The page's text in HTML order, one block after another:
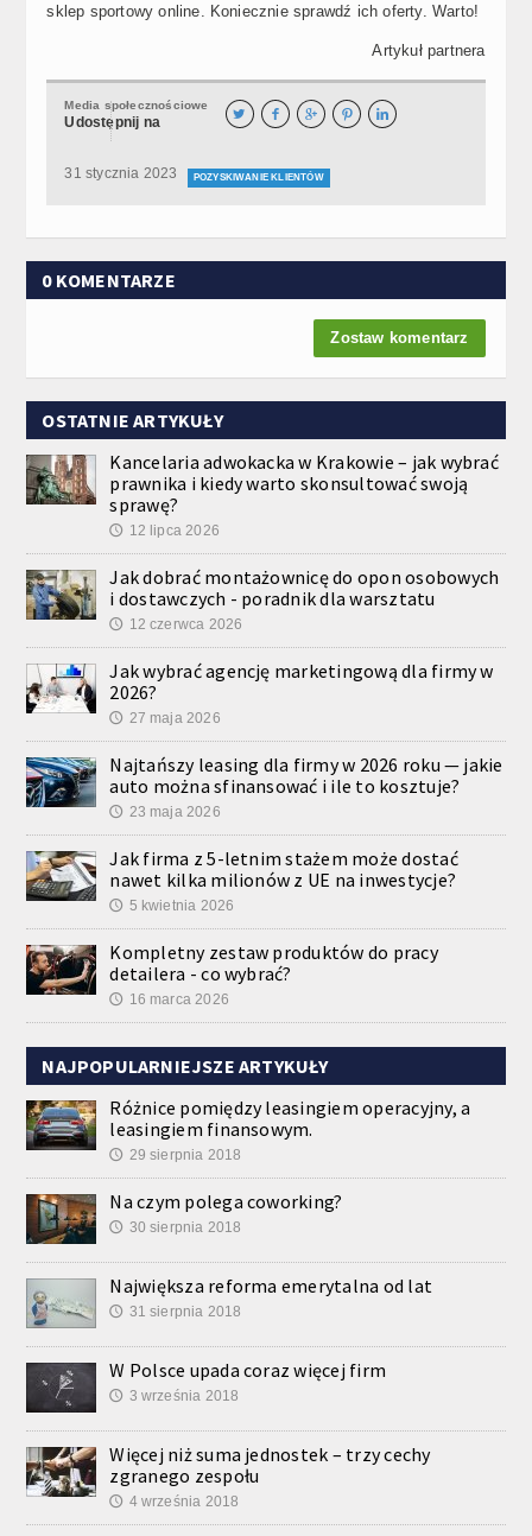
sklep sportowy online. Koniecznie sprawdź ich oferty. Warto!
Artykuł partnera
Media społecznościowe
Udostępnij na     
31 stycznia 2023 POZYSKIWANIE KLIENTÓW
0 KOMENTARZE
Zostaw komentarz
OSTATNIE ARTYKUŁY
Kancelaria adwokacka w Krakowie – jak wybrać
prawnika i kiedy warto skonsultować swoją
sprawę?
🕔 12 lipca 2026
Jak dobrać montażownicę do opon osobowych
i dostawczych - poradnik dla warsztatu
🕔 12 czerwca 2026
Jak wybrać agencję marketingową dla firmy w
2026?
🕔 27 maja 2026
Najtańszy leasing dla firmy w 2026 roku — jakie
auto można sfinansować i ile to kosztuje?
🕔 23 maja 2026
Jak firma z 5-letnim stażem może dostać
nawet kilka milionów z UE na inwestycje?
🕔 5 kwietnia 2026
Kompletny zestaw produktów do pracy
detailera - co wybrać?
🕔 16 marca 2026
NAJPOPULARNIEJSZE ARTYKUŁY
Różnice pomiędzy leasingiem operacyjny, a
leasingiem finansowym.
🕔 29 sierpnia 2018
Na czym polega coworking?
🕔 30 sierpnia 2018
Największa reforma emerytalna od lat
🕔 31 sierpnia 2018
W Polsce upada coraz więcej firm
🕔 3 września 2018
Więcej niż suma jednostek – trzy cechy
zgranego zespołu
🕔 4 września 2018